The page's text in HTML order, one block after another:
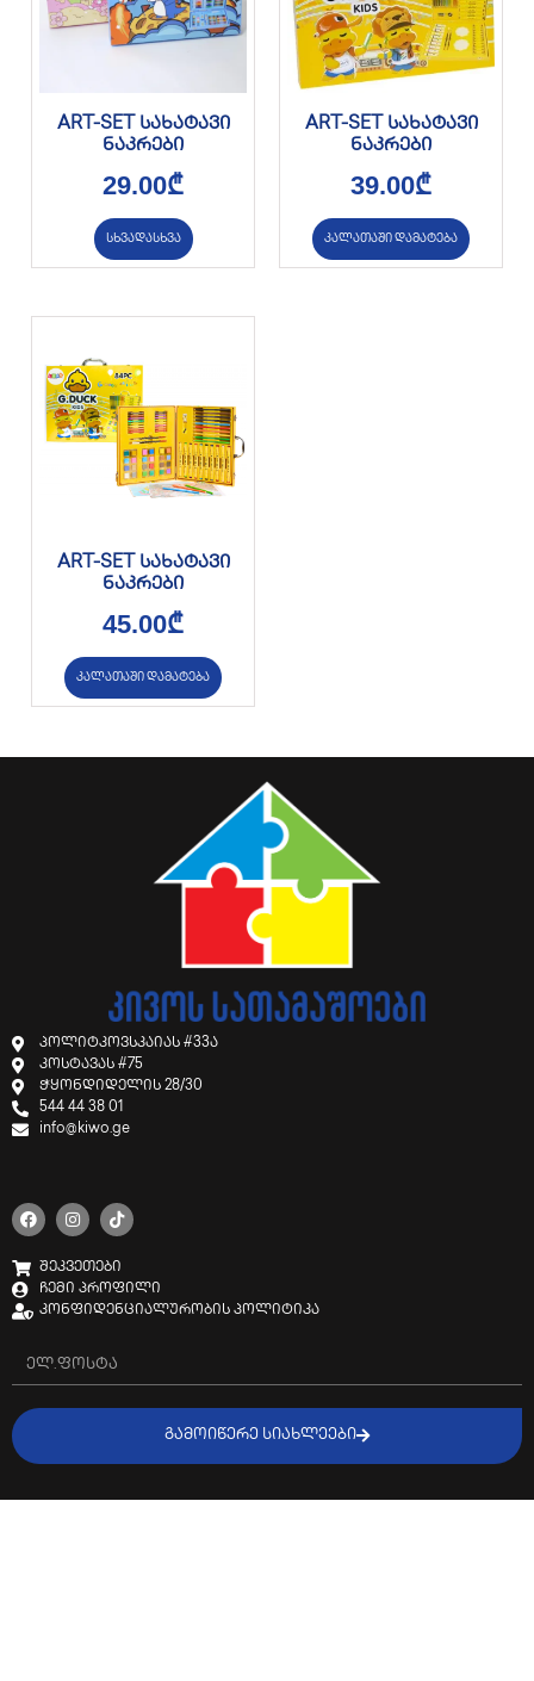
ART-SET სახატავი
ნაკრები
29.00₾
სხვადასხვა
ART-SET სახატავი
ნაკრები
39.00₾
კალათაში დამატება
ART-SET სახატავი
ნაკრები
45.00₾
კალათაში დამატება
პოლიტკოვსკაიას #33ა
კოსტავას #75
ჭყონდიდელის 28/30
544 44 38 01
info@kiwo.ge
შეკვეთები
ჩემი პროფილი
კონფიდენციალურობის პოლიტიკა
ᲒᲐᲛᲝᲘᲬᲔᲠᲔ ᲡᲘᲐᲮᲚᲔᲔᲑᲘ